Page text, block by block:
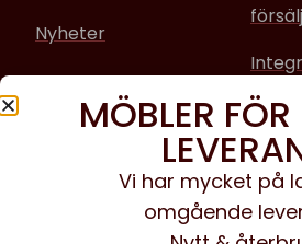
Nyheter
Sociala media
Facebook
Instagram
MÖBLER
Vi har mycket på
omgående